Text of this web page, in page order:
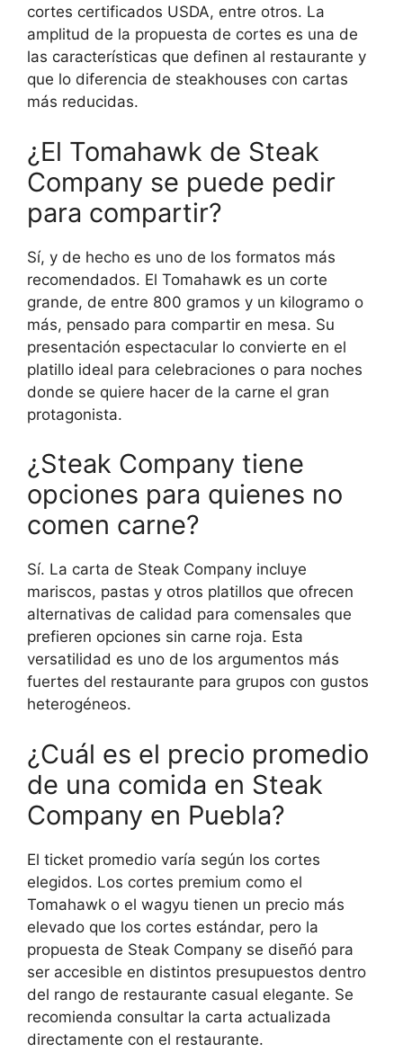
cortes certificados USDA, entre otros. La
amplitud de la propuesta de cortes es una de
las características que definen al restaurante y
que lo diferencia de steakhouses con cartas
más reducidas.
¿El Tomahawk de Steak
Company se puede pedir
para compartir?
Sí, y de hecho es uno de los formatos más
recomendados. El Tomahawk es un corte
grande, de entre 800 gramos y un kilogramo o
más, pensado para compartir en mesa. Su
presentación espectacular lo convierte en el
platillo ideal para celebraciones o para noches
donde se quiere hacer de la carne el gran
protagonista.
¿Steak Company tiene
opciones para quienes no
comen carne?
Sí. La carta de Steak Company incluye
mariscos, pastas y otros platillos que ofrecen
alternativas de calidad para comensales que
prefieren opciones sin carne roja. Esta
versatilidad es uno de los argumentos más
fuertes del restaurante para grupos con gustos
heterogéneos.
¿Cuál es el precio promedio
de una comida en Steak
Company en Puebla?
El ticket promedio varía según los cortes
elegidos. Los cortes premium como el
Tomahawk o el wagyu tienen un precio más
elevado que los cortes estándar, pero la
propuesta de Steak Company se diseñó para
ser accesible en distintos presupuestos dentro
del rango de restaurante casual elegante. Se
recomienda consultar la carta actualizada
directamente con el restaurante.